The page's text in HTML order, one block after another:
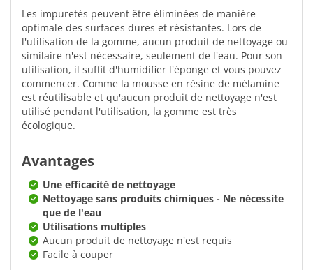
Les impuretés peuvent être éliminées de manière
optimale des surfaces dures et résistantes. Lors de
l'utilisation de la gomme, aucun produit de nettoyage ou
similaire n'est nécessaire, seulement de l'eau. Pour son
utilisation, il suffit d'humidifier l'éponge et vous pouvez
commencer. Comme la mousse en résine de mélamine
est réutilisable et qu'aucun produit de nettoyage n'est
utilisé pendant l'utilisation, la gomme est très
écologique.
Avantages
Une efficacité de nettoyage
Nettoyage sans produits chimiques - Ne nécessite
que de l'eau
Utilisations multiples
Aucun produit de nettoyage n'est requis
Facile à couper